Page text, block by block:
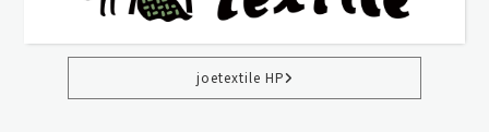
joetextile HP